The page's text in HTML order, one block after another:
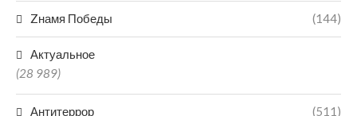
Zнамя Победы (144)
Актуальное
(28 989)
Антитеррор (511)